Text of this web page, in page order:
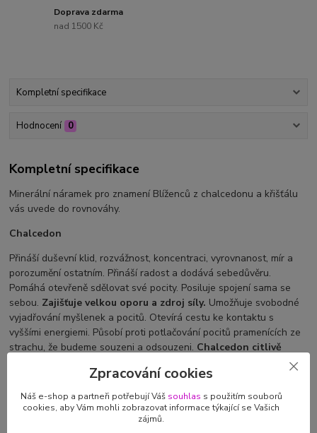
Doprava zdarma
nad 1500 Kč
Kompletní specifikace
Hodnocení 0
Kompletní specifikace
Minerální náramek pro znamení Blíženců z chalcedonu a křišťálu
vás uvede do rovnováhy.
Chalcedon
Přináší duševní klid, rozvážnost, koncentraci, vyrovnanost, mír a
porozumění ostatním. Přináší radost a dodává sebedůvěru.
Pomáhá otevřeně sdělovat své pocity. Posiluje spojení sama se
sebou. Zajišťuje velkou oporu a zdroj síly. Umožňuje svobodné
vyjadřování myšlenek a pocitů. Otevírá cestu ke kontaktu s
vyššími energiemi. Působí proti potlačování pocitů pramenících ze
strachu, že budeme souzeni a odsouzeni. Chalcedon citlivě
způsobu vyjadřování.Očišťuje krční čakru a odstraňuje pocity
,,dušení,, a tlaku na hrudi.
Zpracování cookies
Náš e-shop a partneři potřebují Váš souhlas s použitím souborů
cookies, aby Vám mohli zobrazovat informace týkající se Vašich
zájmů.